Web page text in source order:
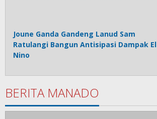
Joune Ganda Gandeng Lanud Sam
Ratulangi Bangun Antisipasi Dampak El
Nino
BERITA MANADO